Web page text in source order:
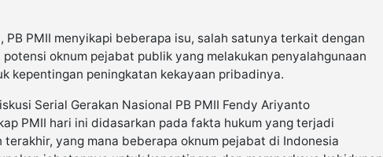
PB PMII menyikapi beberapa isu, salah satunya terkait dengan
oknum pejabat publik yang melakukan penyalahgunaan
kepentingan peningkatan kekayaan pribadinya.
Serial Gerakan Nasional PB PMII Fendy Ariyanto
PMII hari ini didasarkan pada fakta hukum yang terjadi
terakhir, yang mana beberapa oknum pejabat di Indonesia